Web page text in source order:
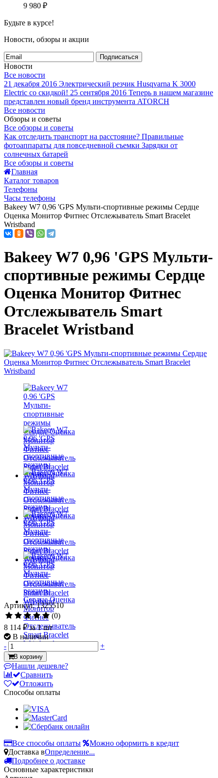
9 980 ₽
Будьте в курсе!
Новости, обзоры и акции
Подписаться
Новости
Все новости
21 декабря 2016 Электрический резчик Husqvarna K 3000
Electric со скидкой! 25 сентября 2016 Теперь в нашем магазине
представлен новый бренд инструмента ATORCH
Все новости
Обзоры и советы
Все обзоры и советы
Как отследить транспорт на расстояние? Правильные
фотоаппараты для повседневной съемки Зарядки от
солнечных батарей
Все обзоры и советы
Главная
Каталог товаров
Телефоны
Часы телефоны
Bakeey W7 0,96 'GPS Мульти-спортивные режимы Сердце
Оценка Монитор Фитнес Отслежыватель Smart Bracelet
Wristband
Bakeey W7 0,96 'GPS Мульти-
спортивные режимы Сердце
Оценка Монитор Фитнес
Отслежыватель Smart
Bracelet Wristband
Артикул: 1325510
(0)
8 114 ₽за 1 шт
В наличии
-
+
В корзину
Нашли дешевле?
Сравнить
Отложить
Способы оплаты
Все способы оплаты
Можно оформить в кредит
Доставка вОпределение...
Подробнее о доставке
Основные характеристики